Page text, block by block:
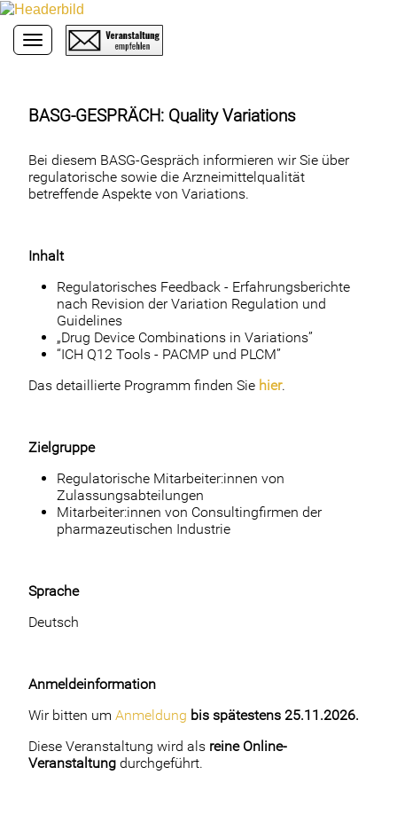
Toggle navigation
BASG-GESPRÄCH: Quality Variations
Bei diesem BASG-Gespräch informieren wir Sie über
regulatorische sowie die Arzneimittelqualität
betreffende Aspekte von Variations.
Inhalt
Regulatorisches Feedback - Erfahrungsberichte
nach Revision der Variation Regulation und
Guidelines
„Drug Device Combinations in Variations”
“ICH Q12 Tools - PACMP und PLCM”
Das detaillierte Programm finden Sie hier.
Zielgruppe
Regulatorische Mitarbeiter:innen von
Zulassungsabteilungen
Mitarbeiter:innen von Consultingfirmen der
pharmazeutischen Industrie
Sprache
Deutsch
Anmeldeinformation
Wir bitten um Anmeldung bis spätestens 25.11.2026.
Diese Veranstaltung wird als reine Online-
Veranstaltung durchgeführt.